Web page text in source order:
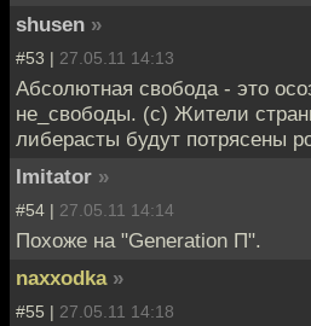
shusen »
#53 | 27.05.11 14:13
Абсолютная свобода - это
не_свободы. (с) Жители
либерасты будут потрясены
Imitator »
#54 | 27.05.11 14:14
Похоже на "Generation П".
naxxodka »
#55 | 27.05.11 14:18